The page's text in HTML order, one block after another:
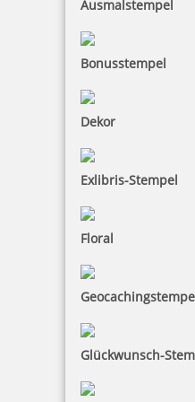
Ausmalstempel
Bonusstempel
Dekor
Exlibris-Stempel
Floral
Glückwunsch-
Colop Ersatzkissen E/30
inkl. 19 % Mwst.
Colop